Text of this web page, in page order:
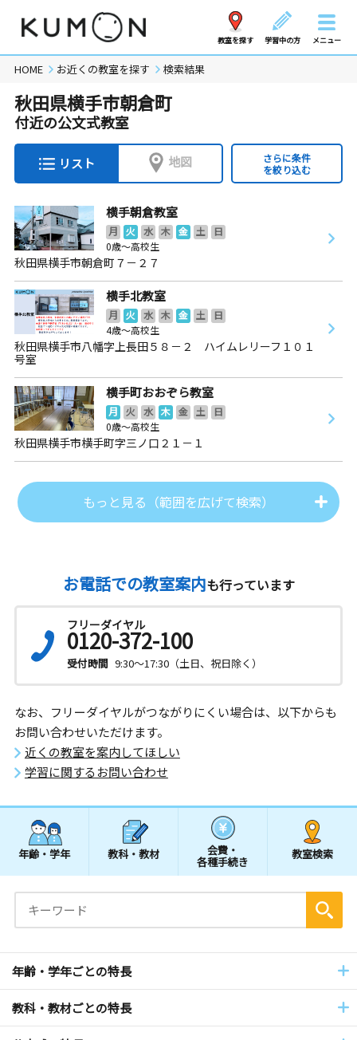
教室を探す 学習中の方 メニュー
HOME お近くの教室を探す 検索結果
秋田県横手市朝倉町
付近の公文式教室
リスト 地図
さらに条件
を絞り込む
横手朝倉教室
月 火 水 木 金 土
日
0歳～高校生
秋田県横手市朝倉町７－２７
横手北教室
月 火 水 木 金 土
日
4歳～高校生
秋田県横手市八幡字上長田５８－２ ハイムレリーフ１０１
号室
横手町おおぞら教室
月 火 水 木 金 土
日
0歳～高校生
秋田県横手市横手町字三ノ口２１－１
もっと見る（範囲を広げて検索）
お電話での教室案内も行っています
フリーダイヤル
0120-372-100
受付時間 9:30～17:30（土日、祝日除く）
なお、フリーダイヤルがつながりにくい場合は、以下からも
お問い合わせいただけます。
近くの教室を案内してほしい
学習に関するお問い合わせ
年齢・学年 教科・教材 会費・
各種手続き
教室検索
年齢・学年ごとの特長
教科・教材ごとの特長